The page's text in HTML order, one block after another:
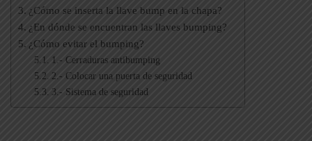
¿Cómo se inserta la llave bump en la chapa?
¿En dónde se encuentran las llaves bumping?
¿Cómo evitar el bumping?
1.- Cerraduras antibumping
2.- Colocar una puerta de seguridad
3.- Sistema de seguridad